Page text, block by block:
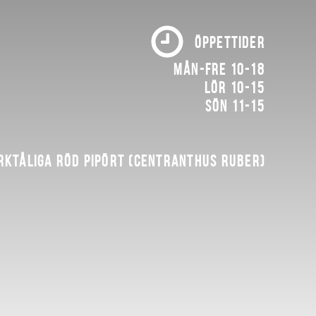
ÖPPETTIDER
Mån-fre 10-18
Lör 10-15
Sön 11-15
röd pipört (Centranthus ruber)